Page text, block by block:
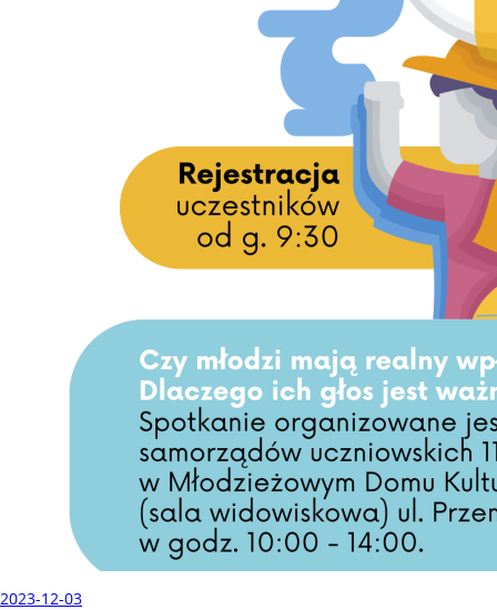
2023-12-03